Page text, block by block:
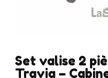
Set valise 2
Travia –